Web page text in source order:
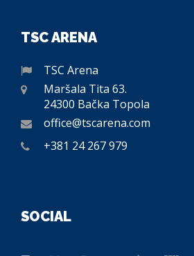
TSC ARENA
TSC Arena
Maršala Tita 63.
24300 Bačka Topola
office@tscarena.com
+381 24 267 979
SOCIAL